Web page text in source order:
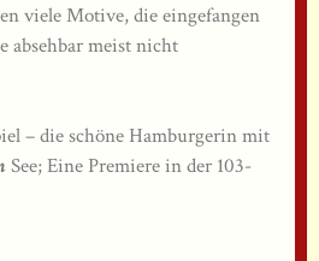
viele Motive, die eingefangen
absehbar meist nicht
– die schöne Hamburgerin mit
See; Eine Premiere in der 103-